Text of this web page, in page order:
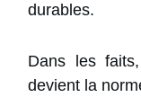
durables.
Dans les
devient la